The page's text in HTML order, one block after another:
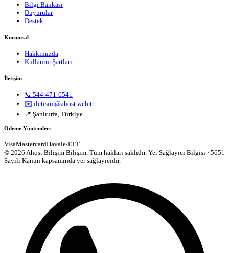
Bilgi Bankası
Duyurular
Destek
Kurumsal
Hakkımızda
Kullanım Şartları
İletişim
📞 544-471-6541
✉️ iletisim@ahost.web.tr
📍 Şanlıurfa, Türkiye
Ödeme Yöntemleri
VisaMastercardHavale/EFT
© 2026 Ahost Bilişim Bilişim. Tüm hakları saklıdır. Yer Sağlayıcı Bilgisi · 5651
Sayılı Kanun kapsamında yer sağlayıcıdır.